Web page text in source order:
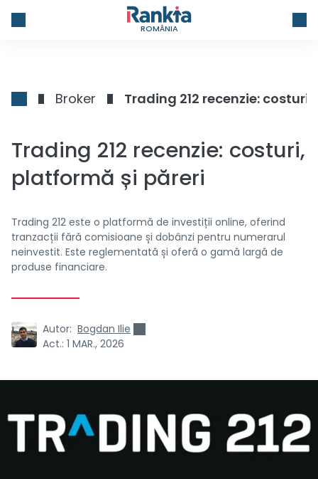
ROMÂNIA
Broker Trading 212 recenzie:
Trading 212 recenzie: costuri,
platformă și păreri
Trading 212 este o platformă de investiții online, oferind
tranzacții fără comisioane și dobânzi pentru numerarul
neinvestit. Este reglementată și oferă o gamă largă de
produse financiare.
Autor: Bogdan Ilie
Act.: 1 MAR., 2026